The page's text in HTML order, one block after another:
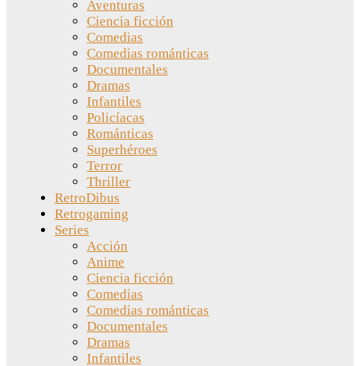
Aventuras
Ciencia ficción
Comedias
Comedias románticas
Documentales
Dramas
Infantiles
Policíacas
Románticas
Superhéroes
Terror
Thriller
RetroDibus
Retrogaming
Series
Acción
Anime
Ciencia ficción
Comedias
Comedias románticas
Documentales
Dramas
Infantiles